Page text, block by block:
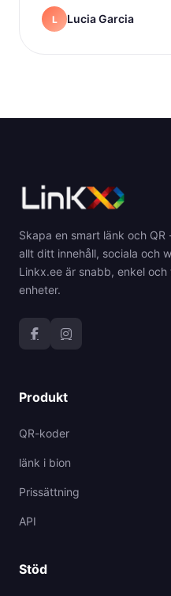
L Lucia Garcia
Skapa en smart länk och
allt ditt innehåll, sociala och
Linkx.ee är snabb, enkel och
enheter.
Produkt
QR-koder
länk i bion
Prissättning
API
Stöd